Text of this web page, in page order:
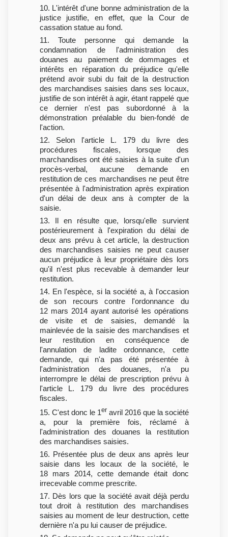
10. L'intérêt d'une bonne administration de la
justice justifie, en effet, que la Cour de
cassation statue au fond.
11. Toute personne qui demande la
condamnation de l'administration des
douanes au paiement de dommages et
intérêts en réparation du préjudice qu'elle
prétend avoir subi du fait de la destruction
des marchandises saisies dans ses locaux,
justifie de son intérêt à agir, étant rappelé que
ce dernier n'est pas subordonné à la
démonstration préalable du bien-fondé de
l'action.
12. Selon l'article L. 179 du livre des
procédures fiscales, lorsque des
marchandises ont été saisies à la suite d'un
procès-verbal, aucune demande en
restitution de ces marchandises ne peut être
présentée à l'administration après expiration
d'un délai de deux ans à compter de la
saisie.
13. Il en résulte que, lorsqu'elle survient
postérieurement à l'expiration du délai de
deux ans prévu à cet article, la destruction
des marchandises saisies ne peut causer
aucun préjudice à leur propriétaire dès lors
qu'il n'est plus recevable à demander leur
restitution.
14. En l'espèce, si la société a, à l'occasion
de son recours contre l'ordonnance du
12 mars 2014 ayant autorisé les opérations
de visite et de saisies, demandé la
mainlevée de la saisie des marchandises et
leur restitution en conséquence de
l'annulation de ladite ordonnance, cette
demande, qui n'a pas été présentée à
l'administration des douanes, n'a pu
interrompre le délai de prescription prévu à
l'article L. 179 du livre des procédures
fiscales.
15. C'est donc le 1er avril 2016 que la société
a, pour la première fois, réclamé à
l'administration des douanes la restitution
des marchandises saisies.
16. Présentée plus de deux ans après leur
saisie dans les locaux de la société, le
18 mars 2014, cette demande était donc
irrecevable comme prescrite.
17. Dès lors que la société avait déjà perdu
tout droit à restitution des marchandises
saisies au moment de leur destruction, cette
dernière n'a pu lui causer de préjudice.